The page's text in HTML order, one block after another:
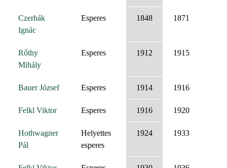
Czerhák
Ignác
Esperes 1848 1871
Rőthy
Mihály
Esperes 1912 1915
Bauer József Esperes 1914 1916
Felkl Viktor Esperes 1916 1920
Hothwagner
Pál
Helyettes
esperes
1924 1933